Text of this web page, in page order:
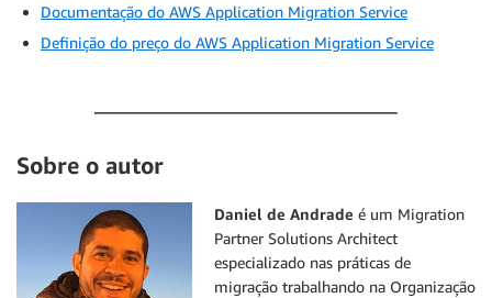
Documentação do AWS Application Migration Service
Definição do preço do AWS Application Migration Service
Sobre o autor
Daniel de Andrade é um Migration
Partner Solutions Architect
especializado nas práticas de
migração trabalhando na Organização